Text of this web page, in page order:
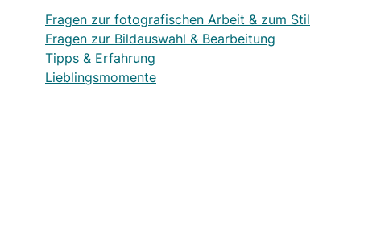
Fragen zur fotografischen Arbeit & zum Stil
Fragen zur Bildauswahl & Bearbeitung
Tipps & Erfahrung
Lieblingsmomente